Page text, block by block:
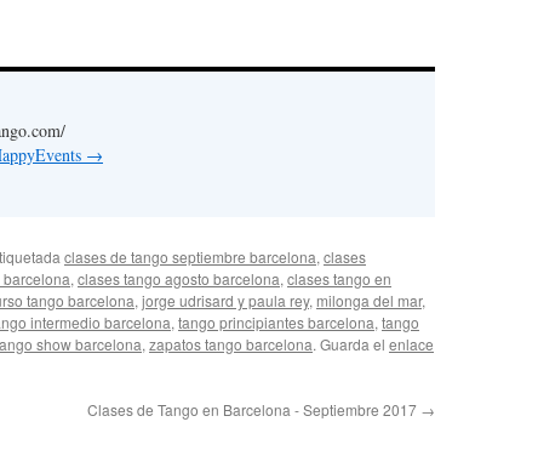
→
clases de tango septiembre barcelona, clases
, clases tango agosto barcelona, clases tango en
tango barcelona, jorge udrisard y paula rey, milonga del mar,
intermedio barcelona, tango principiantes barcelona, tango
show barcelona, zapatos tango barcelona. Guarda el enlace
Clases de Tango en Barcelona - Septiembre 2017 →